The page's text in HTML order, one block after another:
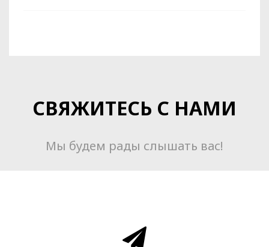
СВЯЖИТЕСЬ С НАМИ
Мы будем рады слышать вас!